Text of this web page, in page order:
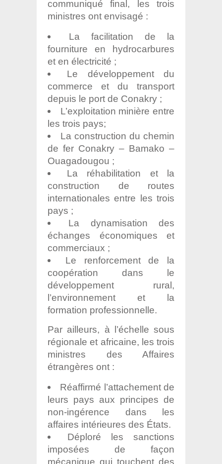
communiqué final, les trois
ministres ont envisagé :
La facilitation de la
fourniture en hydrocarbures
et en électricité ;
Le développement du
commerce et du transport
depuis le port de Conakry ;
L’exploitation minière entre
les trois pays;
La construction du chemin
de fer Conakry – Bamako –
Ouagadougou ;
La réhabilitation et la
construction de routes
internationales entre les trois
pays ;
La dynamisation des
échanges économiques et
commerciaux ;
Le renforcement de la
coopération dans le
développement rural,
l’environnement et la
formation professionnelle.
Par ailleurs, à l’échelle sous
régionale et africaine, les trois
ministres des Affaires
étrangères ont :
Réaffirmé l’attachement de
leurs pays aux principes de
non-ingérence dans les
affaires intérieures des États.
Déploré les sanctions
imposées de façon